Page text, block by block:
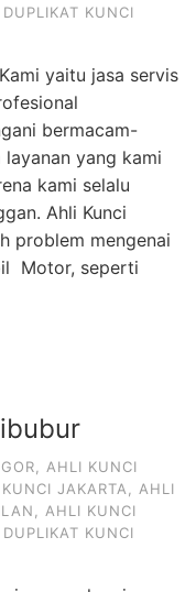
DUPLIKAT KUNCI
yaitu jasa servis
bermacam-
yang kami
kami selalu
Ahli Kunci
problem mengenai
Motor, seperti
AHLI KUNCI
JAKARTA
AHLI
AHLI KUNCI
DUPLIKAT KUNCI